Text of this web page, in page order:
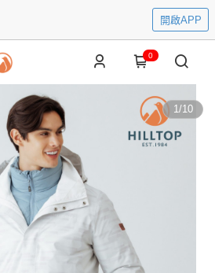
開啟APP
0
1/10